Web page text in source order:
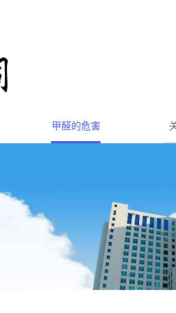
甲醛的危害